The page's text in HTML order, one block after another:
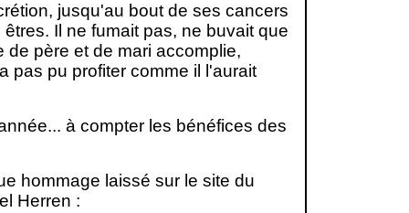
jusqu'au bout de ses cancers
Il ne fumait pas, ne buvait que
père et de mari accomplie,
pas pu profiter comme il l'aurait
à compter les bénéfices des
hommage laissé sur le site du
Herren :